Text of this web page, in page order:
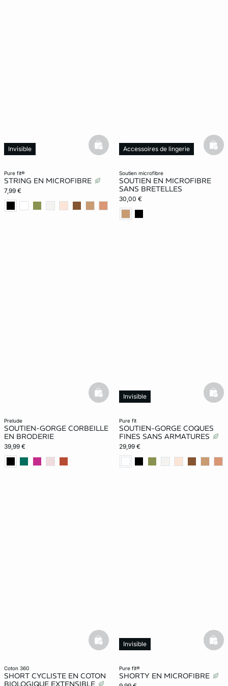
pure fit®
STRING EN MICROFIBRE
7,99 €
Invisible
basketfull
soutien microfibre
SOUTIEN EN MICROFIBRE
SANS BRETELLES
30,00 €
Accessoires de lingerie
prelude
SOUTIEN-GORGE CORBEILLE
EN BRODERIE
39,99 €
basketfull
pure fit
SOUTIEN-GORGE COQUES
FINES SANS ARMATURES
29,99 €
Invisible
coton 360
SHORT CYCLISTE EN COTON
BIOLOGIQUE EXTENSIBLE
basketfull
pure fit®
SHORTY EN MICROFIBRE
Invisible